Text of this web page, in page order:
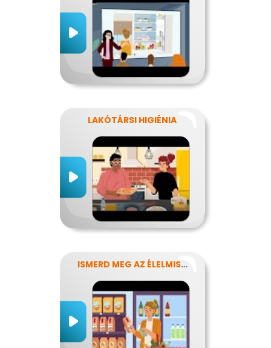
LAKÓTÁRSI HIGIÉNIA
ISMERD MEG AZ ÉLELMISZEREK TITKAIT!